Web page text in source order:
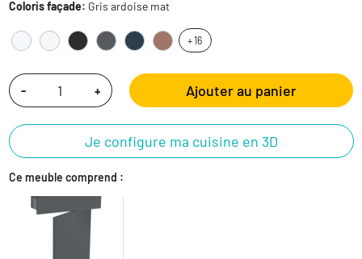
Coloris façade: Gris ardoise mat
+ 16
- + Ajouter au panier
Je configure ma cuisine en 3D
Ce meuble comprend :